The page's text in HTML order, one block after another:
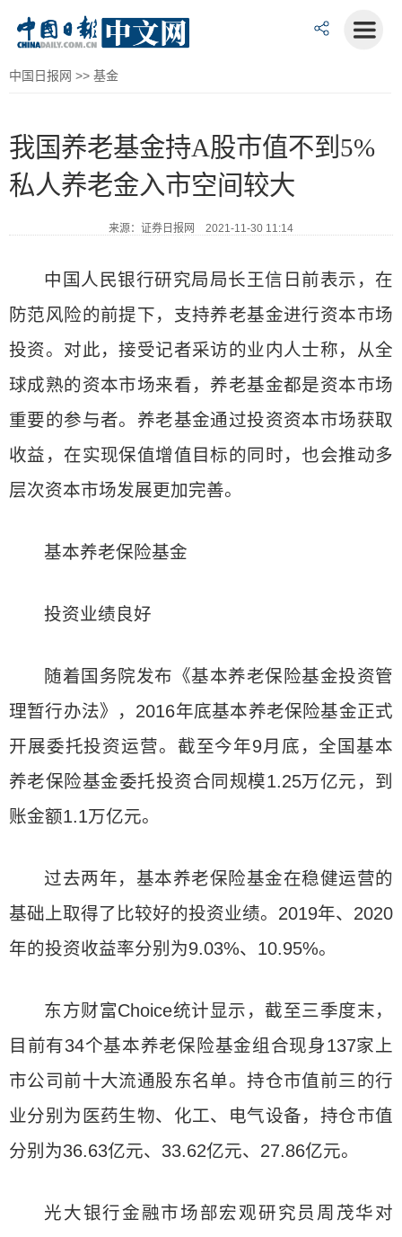
中国日报网 >> 基金
我国养老基金持A股市值不到5%
私人养老金入市空间较大
来源：证券日报网 2021-11-30 11:14
中国人民银行研究局局长王信日前表示，在
防范风险的前提下，支持养老基金进行资本市场
投资。对此，接受记者采访的业内人士称，从全
球成熟的资本市场来看，养老基金都是资本市场
重要的参与者。养老基金通过投资资本市场获取
收益，在实现保值增值目标的同时，也会推动多
层次资本市场发展更加完善。
基本养老保险基金
投资业绩良好
随着国务院发布《基本养老保险基金投资管
理暂行办法》，2016年底基本养老保险基金正式
开展委托投资运营。截至今年9月底，全国基本
养老保险基金委托投资合同规模1.25万亿元，到
账金额1.1万亿元。
过去两年，基本养老保险基金在稳健运营的
基础上取得了比较好的投资业绩。2019年、2020
年的投资收益率分别为9.03%、10.95%。
东方财富Choice统计显示，截至三季度末，
目前有34个基本养老保险基金组合现身137家上
市公司前十大流通股东名单。持仓市值前三的行
业分别为医药生物、化工、电气设备，持仓市值
分别为36.63亿元、33.62亿元、27.86亿元。
光大银行金融市场部宏观研究员周茂华对